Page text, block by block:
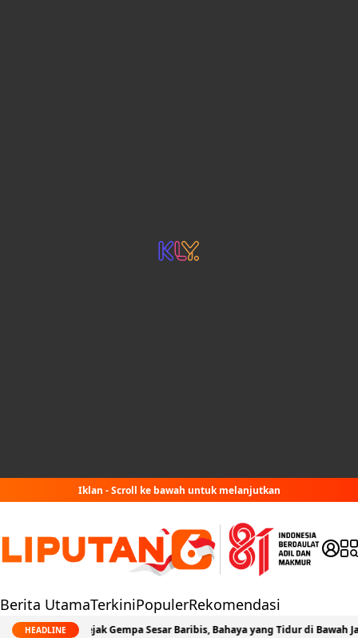
Iklan - Scroll ke bawah untuk melanjutkan
Berita UtamaTerkiniPopulerRekomendasi
HEADLINE
Jejak Gempa Sesar Baribis, Bahaya yang Tidur di Bawah Jabodetabek